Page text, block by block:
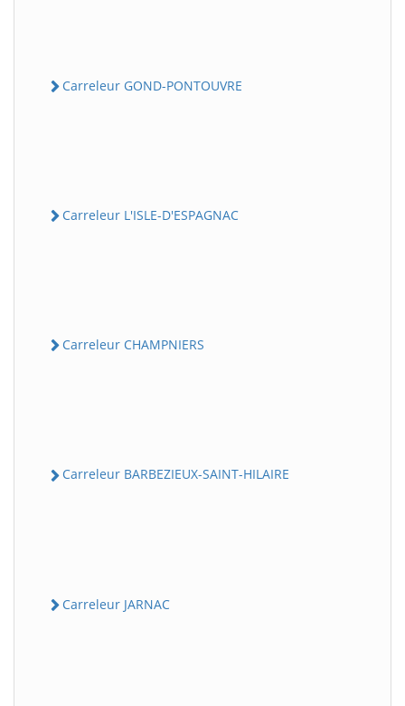
Carreleur GOND-PONTOUVRE
Carreleur L'ISLE-D'ESPAGNAC
Carreleur CHAMPNIERS
Carreleur BARBEZIEUX-SAINT-HILAIRE
Carreleur JARNAC